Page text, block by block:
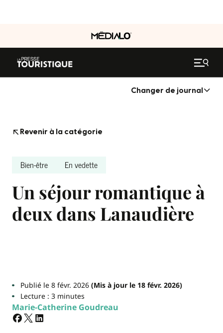
Changer de journal
Revenir à la catégorie
Bien-être En vedette
Un séjour romantique à
deux dans Lanaudière
Publié le 8 févr. 2026(Mis à jour le 18 févr. 2026)
Lecture : 3 minutes
Marie-Catherine Goudreau